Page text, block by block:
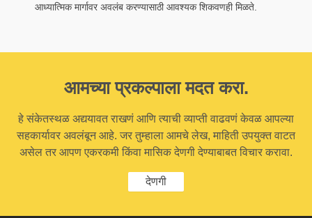
आध्यात्मिक मार्गावर अवलंब करण्यासाठी आवश्यक शिकवणही मिळते.
आमच्या प्रकल्पाला मदत करा.
हे संकेतस्थळ अद्ययावत राखणं आणि त्याची व्याप्ती वाढवणं केवळ आपल्या
सहकार्यावर अवलंबून आहे. जर तुम्हाला आमचे लेख, माहिती उपयुक्त वाटत
असेल तर आपण एकरकमी किंवा मासिक देणगी देण्याबाबत विचार करावा.
देणगी